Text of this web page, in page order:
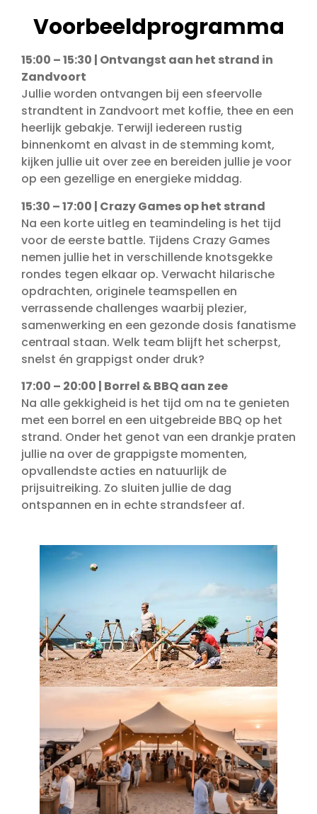
Voorbeeldprogramma
15:00 – 15:30 | Ontvangst aan het strand in
Zandvoort
Jullie worden ontvangen bij een sfeervolle
strandtent in Zandvoort met koffie, thee en een
heerlijk gebakje. Terwijl iedereen rustig
binnenkomt en alvast in de stemming komt,
kijken jullie uit over zee en bereiden jullie je voor
op een gezellige en energieke middag.
15:30 – 17:00 | Crazy Games op het strand
Na een korte uitleg en teamindeling is het tijd
voor de eerste battle. Tijdens Crazy Games
nemen jullie het in verschillende knotsgekke
rondes tegen elkaar op. Verwacht hilarische
opdrachten, originele teamspellen en
verrassende challenges waarbij plezier,
samenwerking en een gezonde dosis fanatisme
centraal staan. Welk team blijft het scherpst,
snelst én grappigst onder druk?
17:00 – 20:00 | Borrel & BBQ aan zee
Na alle gekkigheid is het tijd om na te genieten
met een borrel en een uitgebreide BBQ op het
strand. Onder het genot van een drankje praten
jullie na over de grappigste momenten,
opvallendste acties en natuurlijk de
prijsuitreiking. Zo sluiten jullie de dag
ontspannen en in echte strandsfeer af.